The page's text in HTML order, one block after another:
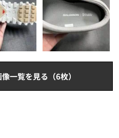
一覧を見る（6枚）